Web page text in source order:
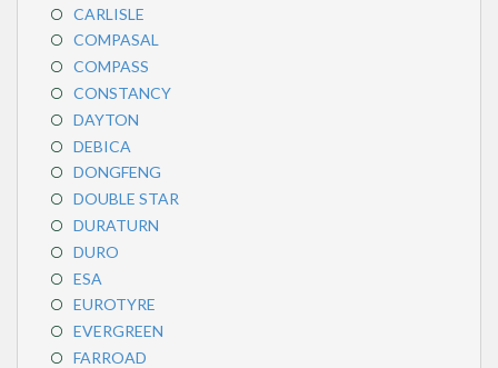
CARLISLE
COMPASAL
COMPASS
CONSTANCY
DAYTON
DEBICA
DONGFENG
DOUBLE STAR
DURATURN
DURO
ESA
EUROTYRE
EVERGREEN
FARROAD